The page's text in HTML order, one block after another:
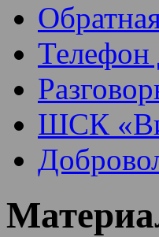
Телефон
ШСК